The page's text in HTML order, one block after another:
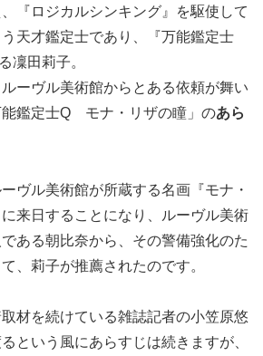
『ロジカルシンキング』を駆使して
天才鑑定士であり、『万能鑑定士
凜田莉子。
ーヴル美術館からとある依頼が舞い
能鑑定士Q モナ・リザの瞳」のあら
ヴル美術館が所蔵する名画『モナ・
来日することになり、ルーヴル美術
ある朝比奈から、その警備強化のた
、莉子が推薦されたのです。
材を続けている雑誌記者の小笠原悠
という風にあらすじは続きますが、